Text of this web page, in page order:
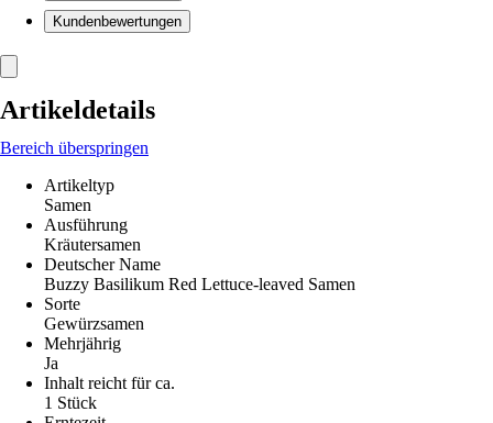
Kundenbewertungen
Artikeldetails
Bereich überspringen
Artikeltyp
Samen
Ausführung
Kräutersamen
Deutscher Name
Buzzy Basilikum Red Lettuce-leaved Samen
Sorte
Gewürzsamen
Mehrjährig
Ja
Inhalt reicht für ca.
1 Stück